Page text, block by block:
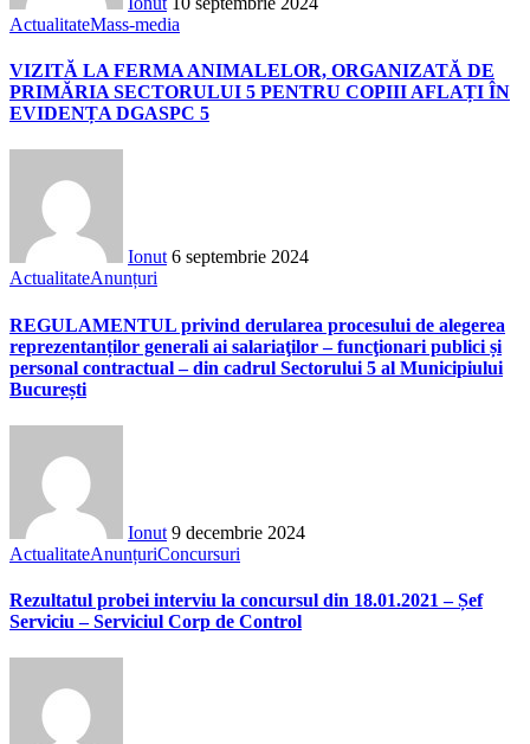
ActualitateMass-media
VIZITĂ LA FERMA ANIMALELOR, ORGANIZATĂ DE
PRIMĂRIA SECTORULUI 5 PENTRU COPIII AFLAȚI ÎN
EVIDENȚA DGASPC 5
Ionut 6 septembrie 2024
ActualitateAnunțuri
REGULAMENTUL privind derularea procesului de alegerea
reprezentanților generali ai salariaţilor – funcţionari publici și
personal contractual – din cadrul Sectorului 5 al Municipiului
București
Ionut 9 decembrie 2024
ActualitateAnunțuriConcursuri
Rezultatul probei interviu la concursul din 18.01.2021 – Șef
Serviciu – Serviciul Corp de Control